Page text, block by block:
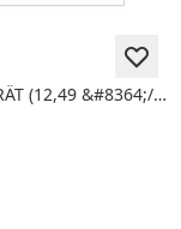
Möbelfolie - NEU SCHWANSTEIN FISCHGRÄT (12,49 &#8364;/m²)